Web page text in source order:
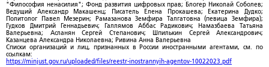
"Философия ненасилия"; Фонд развития цифровых прав; Блогер Николай Соболев;
Ведущий Александр Макашенц; Писатель Елена Прокашева; Екатерина Дудко;
Политолог Павел Мезерин; Рамазанова Земфира Талгатовна (певица Земфира);
Гудков Дмитрий Геннадьевич; Галлямов Аббас Радикович; Намазбаева Татьяна
Валерьевна; Асланян Сергей Степанович; Шпилькин Сергей Александрович;
Казанцева Александра Николаевна; Ривина Анна Валерьевна
Списки организаций и лиц, признанных в России иностранными агентами, см. по
ссылкам:
https://minjust.gov.ru/uploaded/files/reestr-inostrannyih-agentov-10022023.pdf